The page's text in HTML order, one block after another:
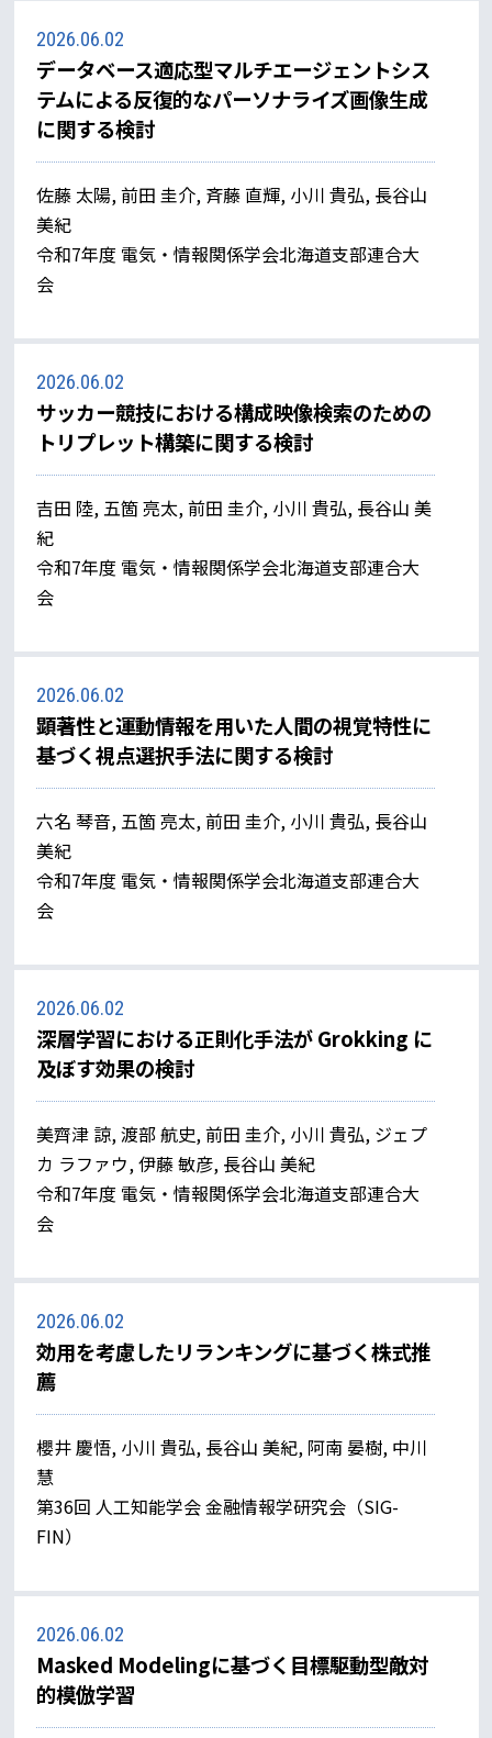
2026.06.02
データベース適応型マルチエージェントシス
テムによる反復的なパーソナライズ画像生成
に関する検討
佐藤 太陽, 前田 圭介, 斉藤 直輝, 小川 貴弘, 長谷山
美紀
令和7年度 電気・情報関係学会北海道支部連合大
会
2026.06.02
サッカー競技における構成映像検索のための
トリプレット構築に関する検討
吉田 陸, 五箇 亮太, 前田 圭介, 小川 貴弘, 長谷山 美
紀
令和7年度 電気・情報関係学会北海道支部連合大
会
2026.06.02
顕著性と運動情報を用いた人間の視覚特性に
基づく視点選択手法に関する検討
六名 琴音, 五箇 亮太, 前田 圭介, 小川 貴弘, 長谷山
美紀
令和7年度 電気・情報関係学会北海道支部連合大
会
2026.06.02
深層学習における正則化手法が Grokking に
及ぼす効果の検討
美齊津 諒, 渡部 航史, 前田 圭介, 小川 貴弘, ジェプ
カ ラファウ, 伊藤 敏彦, 長谷山 美紀
令和7年度 電気・情報関係学会北海道支部連合大
会
2026.06.02
効用を考慮したリランキングに基づく株式推
薦
櫻井 慶悟, 小川 貴弘, 長谷山 美紀, 阿南 晏樹, 中川
慧
第36回 人工知能学会 金融情報学研究会（SIG-
FIN）
2026.06.02
Masked Modelingに基づく目標駆動型敵対
的模倣学習